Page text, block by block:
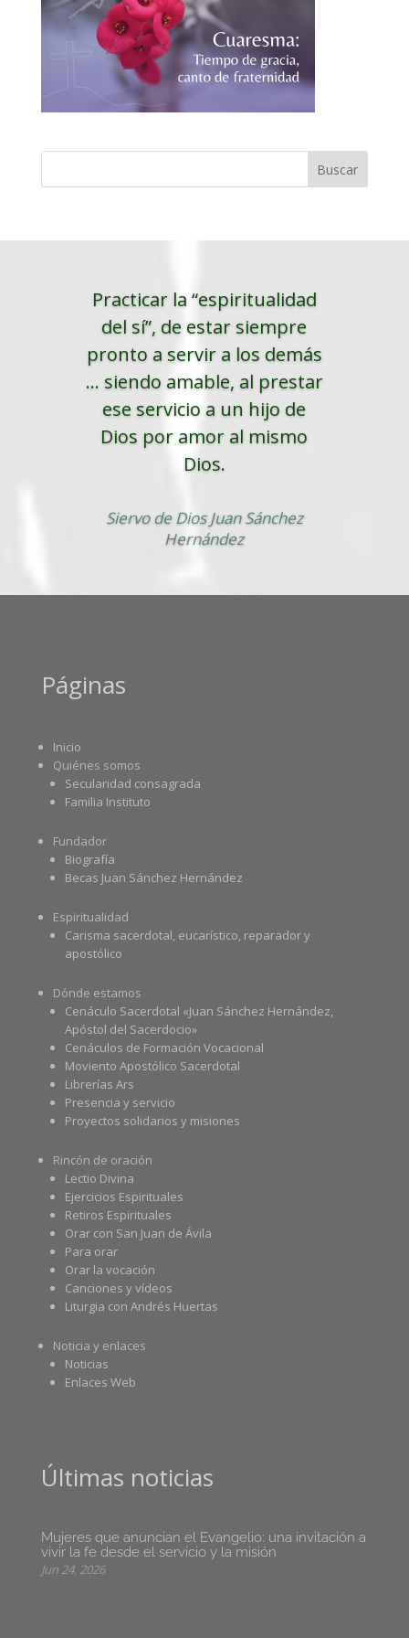
Practicar la “espiritualidad
del sí”, de estar siempre
pronto a servir a los demás
... siendo amable, al prestar
ese servicio a un hijo de
Dios por amor al mismo
Dios.
Siervo de Dios Juan Sánchez
Hernández
Páginas
Inicio
Quiénes somos
Secularidad consagrada
Familia Instituto
Fundador
Biografía
Becas Juan Sánchez Hernández
Espiritualidad
Carisma sacerdotal, eucarístico, reparador y
apostólico
Dónde estamos
Cenáculo Sacerdotal «Juan Sánchez Hernández,
Apóstol del Sacerdocio»
Cenáculos de Formación Vocacional
Moviento Apostólico Sacerdotal
Librerías Ars
Presencia y servicio
Proyectos solidarios y misiones
Rincón de oración
Lectio Divina
Ejercicios Espirituales
Retiros Espirituales
Orar con San Juan de Ávila
Para orar
Orar la vocación
Canciones y vídeos
Liturgia con Andrés Huertas
Noticia y enlaces
Noticias
Enlaces Web
Últimas noticias
Mujeres que anuncian el Evangelio: una invitación a
vivir la fe desde el servicio y la misión
Jun 24, 2026